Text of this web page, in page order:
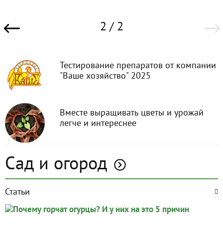
2 / 2
Тестирование препаратов от компании
"Ваше хозяйство" 2025
Вместе выращивать цветы и урожай
легче и интереснее
Сад и огород
Статьи